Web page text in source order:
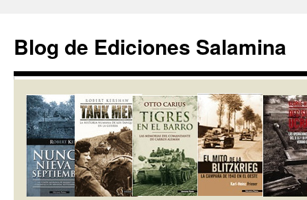
contenido
Blog de Ediciones Salamina